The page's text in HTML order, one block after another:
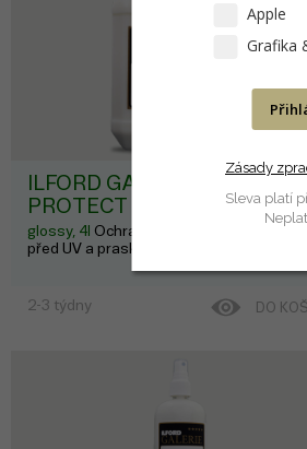
3 640
ILFORD GALERIE CANVAS
PROTECT (GCVP)
glossy, 4l Ochrana výtisků na plátně,
před UV a prasklinami
2-3 týdny DO
Apple
Grafika
Zásady
Sleva platí